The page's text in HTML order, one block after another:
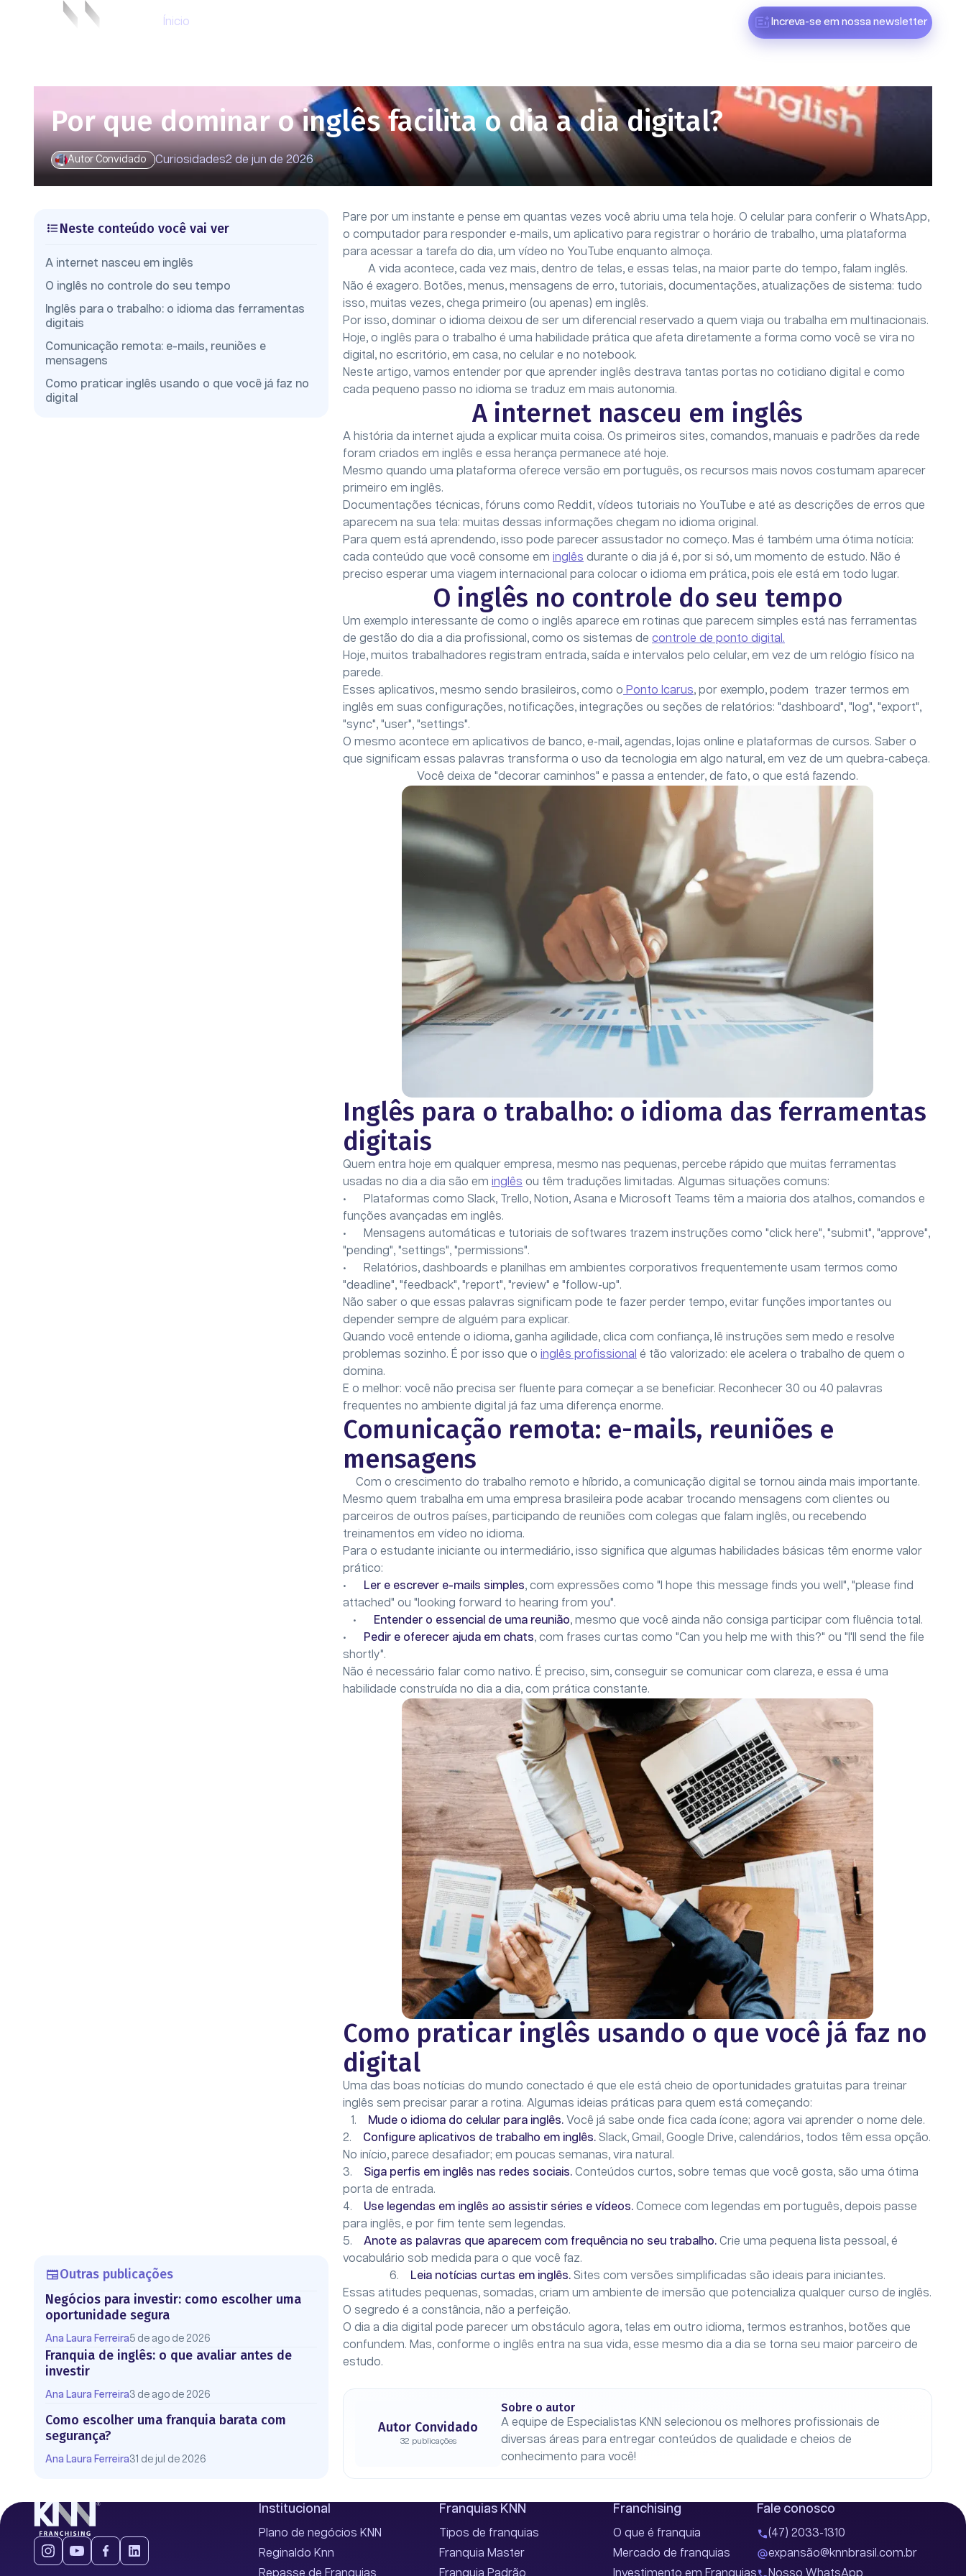
Ínicio Increva-se em nossa newsletter
Por que dominar o inglês facilita o dia a dia digital?
Autor Convidado Curiosidades2 de jun de 2026
Neste conteúdo você vai ver
A internet nasceu em inglês
O inglês no controle do seu tempo
Inglês para o trabalho: o idioma das ferramentas
digitais
Comunicação remota: e-mails, reuniões e
mensagens
Como praticar inglês usando o que você já faz no
digital
Outras publicações
Negócios para investir: como escolher uma
oportunidade segura
Ana Laura Ferreira5 de ago de 2026
Franquia de inglês: o que avaliar antes de
investir
Ana Laura Ferreira3 de ago de 2026
Como escolher uma franquia barata com
segurança?
Ana Laura Ferreira31 de jul de 2026
Pare por um instante e pense em quantas vezes você abriu uma tela hoje. O celular para conferir o WhatsApp,
o computador para responder e-mails, um aplicativo para registrar o horário de trabalho, uma plataforma
para acessar a tarefa do dia, um vídeo no YouTube enquanto almoça.
A vida acontece, cada vez mais, dentro de telas, e essas telas, na maior parte do tempo, falam inglês.
Não é exagero. Botões, menus, mensagens de erro, tutoriais, documentações, atualizações de sistema: tudo
isso, muitas vezes, chega primeiro (ou apenas) em inglês.
Por isso, dominar o idioma deixou de ser um diferencial reservado a quem viaja ou trabalha em multinacionais.
Hoje, o inglês para o trabalho é uma habilidade prática que afeta diretamente a forma como você se vira no
digital, no escritório, em casa, no celular e no notebook.
Neste artigo, vamos entender por que aprender inglês destrava tantas portas no cotidiano digital e como
cada pequeno passo no idioma se traduz em mais autonomia.
A internet nasceu em inglês
A história da internet ajuda a explicar muita coisa. Os primeiros sites, comandos, manuais e padrões da rede
foram criados em inglês e essa herança permanece até hoje.
Mesmo quando uma plataforma oferece versão em português, os recursos mais novos costumam aparecer
primeiro em inglês.
Documentações técnicas, fóruns como Reddit, vídeos tutoriais no YouTube e até as descrições de erros que
aparecem na sua tela: muitas dessas informações chegam no idioma original.
Para quem está aprendendo, isso pode parecer assustador no começo. Mas é também uma ótima notícia:
cada conteúdo que você consome em inglês durante o dia já é, por si só, um momento de estudo. Não é
preciso esperar uma viagem internacional para colocar o idioma em prática, pois ele está em todo lugar.
O inglês no controle do seu tempo
Um exemplo interessante de como o inglês aparece em rotinas que parecem simples está nas ferramentas
de gestão do dia a dia profissional, como os sistemas de controle de ponto digital.
Hoje, muitos trabalhadores registram entrada, saída e intervalos pelo celular, em vez de um relógio físico na
parede.
Esses aplicativos, mesmo sendo brasileiros, como o Ponto Icarus, por exemplo, podem trazer termos em
inglês em suas configurações, notificações, integrações ou seções de relatórios: "dashboard", "log", "export",
"sync", "user", "settings".
O mesmo acontece em aplicativos de banco, e-mail, agendas, lojas online e plataformas de cursos. Saber o
que significam essas palavras transforma o uso da tecnologia em algo natural, em vez de um quebra-cabeça.
Você deixa de "decorar caminhos" e passa a entender, de fato, o que está fazendo.
Inglês para o trabalho: o idioma das ferramentas
digitais
Quem entra hoje em qualquer empresa, mesmo nas pequenas, percebe rápido que muitas ferramentas
usadas no dia a dia são em inglês ou têm traduções limitadas. Algumas situações comuns:
• Plataformas como Slack, Trello, Notion, Asana e Microsoft Teams têm a maioria dos atalhos, comandos e
funções avançadas em inglês.
• Mensagens automáticas e tutoriais de softwares trazem instruções como "click here", "submit", "approve",
"pending", "settings", "permissions".
• Relatórios, dashboards e planilhas em ambientes corporativos frequentemente usam termos como
"deadline", "feedback", "report", "review" e "follow-up".
Não saber o que essas palavras significam pode te fazer perder tempo, evitar funções importantes ou
depender sempre de alguém para explicar.
Quando você entende o idioma, ganha agilidade, clica com confiança, lê instruções sem medo e resolve
problemas sozinho. É por isso que o inglês profissional é tão valorizado: ele acelera o trabalho de quem o
domina.
E o melhor: você não precisa ser fluente para começar a se beneficiar. Reconhecer 30 ou 40 palavras
frequentes no ambiente digital já faz uma diferença enorme.
Comunicação remota: e-mails, reuniões e
mensagens
Com o crescimento do trabalho remoto e híbrido, a comunicação digital se tornou ainda mais importante.
Mesmo quem trabalha em uma empresa brasileira pode acabar trocando mensagens com clientes ou
parceiros de outros países, participando de reuniões com colegas que falam inglês, ou recebendo
treinamentos em vídeo no idioma.
Para o estudante iniciante ou intermediário, isso significa que algumas habilidades básicas têm enorme valor
prático:
•
Ler e escrever e-mails simples, com expressões como "I hope this message finds you well", "please find
attached" ou "looking forward to hearing from you".
•
Entender o essencial de uma reunião, mesmo que você ainda não consiga participar com fluência total.
•
Pedir e oferecer ajuda em chats, com frases curtas como "Can you help me with this?" ou "I'll send the file
shortly".
Não é necessário falar como nativo. É preciso, sim, conseguir se comunicar com clareza, e essa é uma
habilidade construída no dia a dia, com prática constante.
Como praticar inglês usando o que você já faz no
digital
Uma das boas notícias do mundo conectado é que ele está cheio de oportunidades gratuitas para treinar
inglês sem precisar parar a rotina. Algumas ideias práticas para quem está começando:
1.
Mude o idioma do celular para inglês.Você já sabe onde fica cada ícone; agora vai aprender o nome dele.
2. Configure aplicativos de trabalho em inglês. Slack, Gmail, Google Drive, calendários, todos têm essa opção.
No início, parece desafiador; em poucas semanas, vira natural.
3. Siga perfis em inglês nas redes sociais. Conteúdos curtos, sobre temas que você gosta, são uma ótima
porta de entrada.
4. Use legendas em inglês ao assistir séries e vídeos. Comece com legendas em português, depois passe
para inglês, e por fim tente sem legendas.
5. Anote as palavras que aparecem com frequência no seu trabalho. Crie uma pequena lista pessoal, é
vocabulário sob medida para o que você faz.
6.
Leia notícias curtas em inglês. Sites com versões simplificadas são ideais para iniciantes.
Essas atitudes pequenas, somadas, criam um ambiente de imersão que potencializa qualquer curso de inglês.
O segredo é a constância, não a perfeição.
O dia a dia digital pode parecer um obstáculo agora, telas em outro idioma, termos estranhos, botões que
confundem. Mas, conforme o inglês entra na sua vida, esse mesmo dia a dia se torna seu maior parceiro de
estudo.
Autor Convidado
32 publicações
Sobre o autor
A equipe de Especialistas KNN selecionou os melhores profissionais de
diversas áreas para entregar conteúdos de qualidade e cheios de
conhecimento para você!
Institucional
Plano de negócios KNN
Reginaldo Knn
Franquias KNN
Tipos de franquias
Franquia Master
Franchising
O que é franquia
Mercado de franquias
Fale conosco
(47) 2033-1310
expansão@knnbrasil.com.br